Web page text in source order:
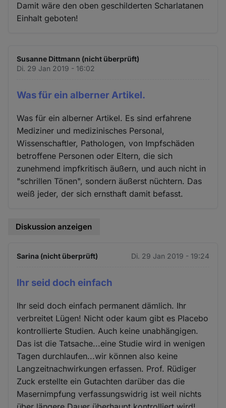
Damit wäre den oben geschilderten Scharlatanen
Einhalt geboten!
Susanne Dittmann (nicht überprüft)
Di. 29 Jan 2019 - 16:02
Was für ein alberner Artikel.
Was für ein alberner Artikel. Es sind erfahrene
Mediziner und medizinisches Personal,
Wissenschaftler, Pathologen, von Impfschäden
betroffene Personen oder Eltern, die sich
zunehmend impfkritisch äußern, und auch nicht in
"schrillen Tönen", sondern äußerst nüchtern. Das
weiß jeder, der sich ernsthaft damit befasst.
Diskussion anzeigen
Sarina (nicht überprüft) Di. 29 Jan 2019 - 19:24
Ihr seid doch einfach
Ihr seid doch einfach permanent dämlich. Ihr
verbreitet Lügen! Nicht oder kaum gibt es Placebo
kontrollierte Studien. Auch keine unabhängigen.
Das ist die Tatsache...eine Studie wird in wenigen
Tagen durchlaufen...wir können also keine
Langzeitnachwirkungen erfassen. Prof. Rüdiger
Zuck erstellte ein Gutachten darüber das die
Masernimpfung verfassungswidrig ist weil nichts